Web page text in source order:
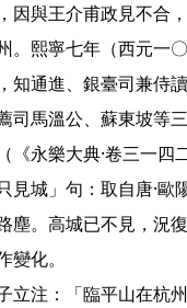
因與王介甫政見不合
。熙寧七年（西元一
知通進、銀臺司兼侍
司馬溫公、蘇東坡等
《永樂大典·卷三一四
見城」句：取自唐·
塵。高城已不見，況
變化。
立注：「臨平山在杭